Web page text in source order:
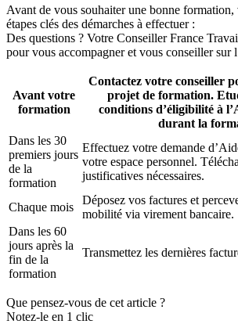
Avant de vous souhaiter une bonne formation,
étapes clés des démarches à effectuer :
Des questions ? Votre Conseiller France
pour vous accompagner et vous conseiller sur
Avant votre
formation
Contactez votre conseiller
projet de formation.
conditions d’éligibilité à
durant la
Dans les 30
premiers jours
de la
formation
Effectuez votre demande
votre espace personnel.
justificatives nécessaires.
Chaque mois
Déposez vos factures et
mobilité via virement bancaire.
Dans les 60
jours après la
fin de la
formation
Transmettez les dernières
Que pensez-vous de cet article ?
Notez-le en 1 clic